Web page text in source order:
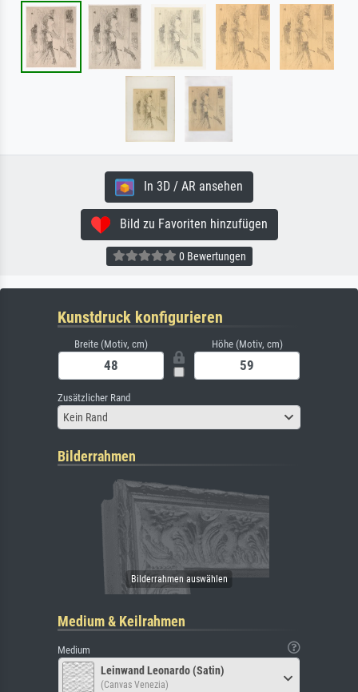
In 3D / AR ansehen
Bild zu Favoriten hinzufügen
0 Bewertungen
Kunstdruck konfigurieren
Breite (Motiv, cm) Höhe (Motiv, cm)
Zusätzlicher Rand
Kein Rand
Bilderrahmen
Medium & Keilrahmen
Medium
Leinwand Leonardo (Satin)
(Canvas Venezia)